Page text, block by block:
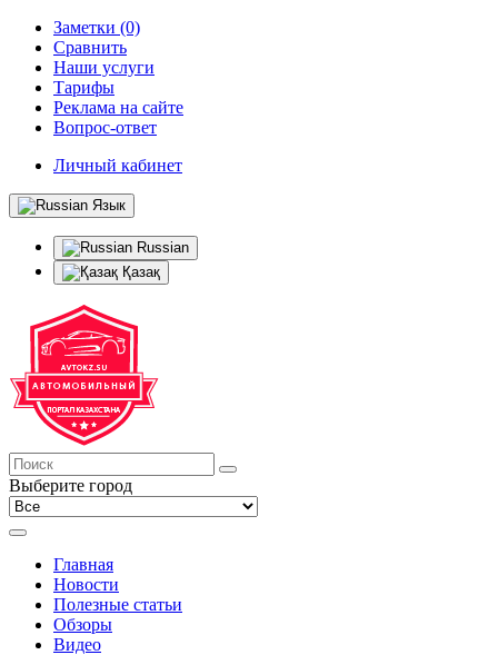
Заметки (0)
Сравнить
Наши услуги
Тарифы
Реклама на сайте
Вопрос-ответ
Личный кабинет
Язык
Russian
Қазақ
Выберите город
Главная
Новости
Полезные статьи
Обзоры
Видео